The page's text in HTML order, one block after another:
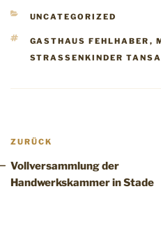
KATEGORIEN
UNCATEGORIZED
SCHLAGWÖRTER
GASTHAUS FEHLHABER ,
STRASSENKINDER
Beitragsnavigation
Vorheriger
ZURÜCK
Vollversammlung der
Handwerkskammer in Stade